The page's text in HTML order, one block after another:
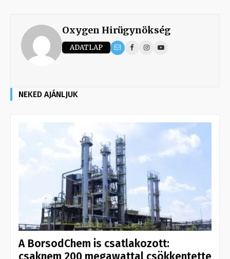
Oxygen Hirügynökség
ADATLAP
NEKED AJÁNLJUK
A BorsodChem is csatlakozott:
csaknem 200 megawattal csökkentette